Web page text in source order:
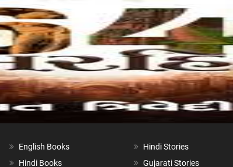
English Books
Hindi Books
Hindi Stories
Gujarati Stories